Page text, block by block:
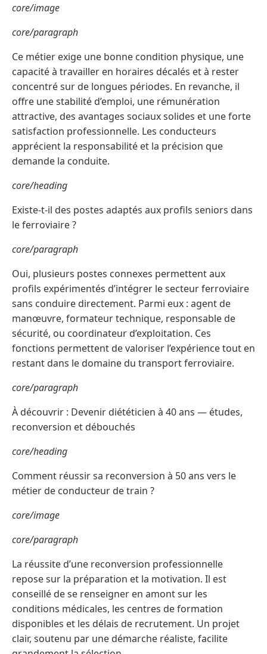
core/image
core/paragraph
Ce métier exige une bonne condition physique, une
capacité à travailler en horaires décalés et à rester
concentré sur de longues périodes. En revanche, il
offre une stabilité d’emploi, une rémunération
attractive, des avantages sociaux solides et une forte
satisfaction professionnelle. Les conducteurs
apprécient la responsabilité et la précision que
demande la conduite.
core/heading
Existe-t-il des postes adaptés aux profils seniors dans
le ferroviaire ?
core/paragraph
Oui, plusieurs postes connexes permettent aux
profils expérimentés d’intégrer le secteur ferroviaire
sans conduire directement. Parmi eux : agent de
manœuvre, formateur technique, responsable de
sécurité, ou coordinateur d’exploitation. Ces
fonctions permettent de valoriser l’expérience tout en
restant dans le domaine du transport ferroviaire.
core/paragraph
À découvrir : Devenir diététicien à 40 ans — études,
reconversion et débouchés
core/heading
Comment réussir sa reconversion à 50 ans vers le
métier de conducteur de train ?
core/image
core/paragraph
La réussite d’une reconversion professionnelle
repose sur la préparation et la motivation. Il est
conseillé de se renseigner en amont sur les
conditions médicales, les centres de formation
disponibles et les délais de recrutement. Un projet
clair, soutenu par une démarche réaliste, facilite